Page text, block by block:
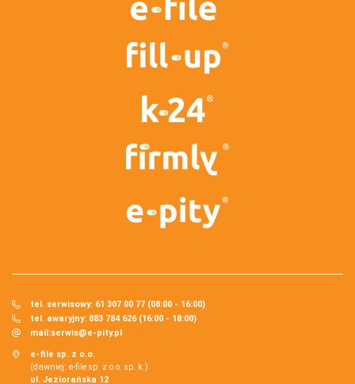
tel. serwisowy: 61 307 00 77 (08:00 - 16:00)
tel. awaryjny: 883 784 626 (16:00 - 18:00)
mail:serwis@e-pity.pl
e-file sp. z o.o.
(dawniej: e-file sp. z o.o. sp. k.)
ul. Jeziorańska 12